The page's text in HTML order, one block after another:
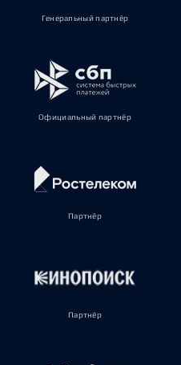
Генеральный партнёр
Официальный партнёр
Партнёр
Партнёр